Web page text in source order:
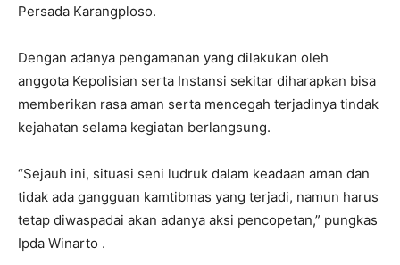
Persada Karangploso.
Dengan adanya pengamanan yang dilakukan oleh
anggota Kepolisian serta Instansi sekitar diharapkan bisa
memberikan rasa aman serta mencegah terjadinya tindak
kejahatan selama kegiatan berlangsung.
“Sejauh ini, situasi seni ludruk dalam keadaan aman dan
tidak ada gangguan kamtibmas yang terjadi, namun harus
tetap diwaspadai akan adanya aksi pencopetan,” pungkas
Ipda Winarto .